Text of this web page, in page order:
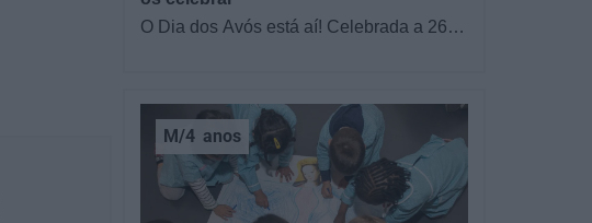
O Dia dos Avós está aí! Celebrada a 26
M/4 anos